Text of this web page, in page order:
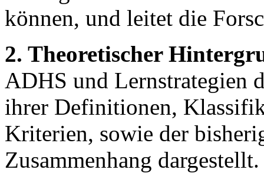
können, und leitet die
2. Theoretischer
ADHS und Lernstrategien
ihrer Definitionen,
Kriterien, sowie der
Zusammenhang dargestellt.